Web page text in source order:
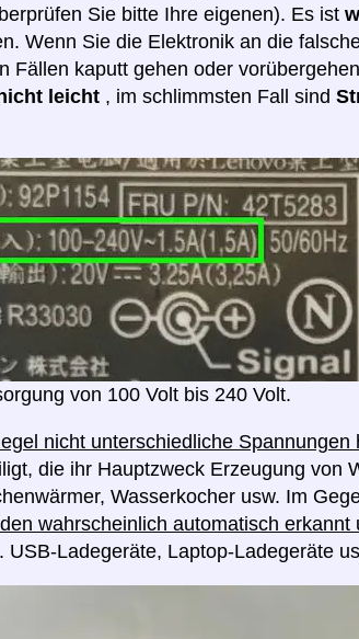
Sie bitte Ihre eigenen). Es ist
Wenn Sie die Elektronik an die
Fällen kaputt gehen oder
leicht , im schlimmsten Fall sind
von 100 Volt bis 240 Volt.
nicht unterschiedliche Spannungen
die ihr Hauptzweck Erzeugung von
Wasserkocher usw. Im
wahrscheinlich automatisch erkannt
USB-Ladegeräte, Laptop-Ladegeräte